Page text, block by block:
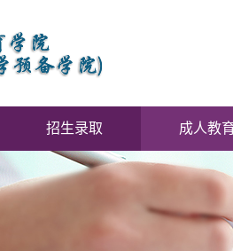
招生录取 成人教